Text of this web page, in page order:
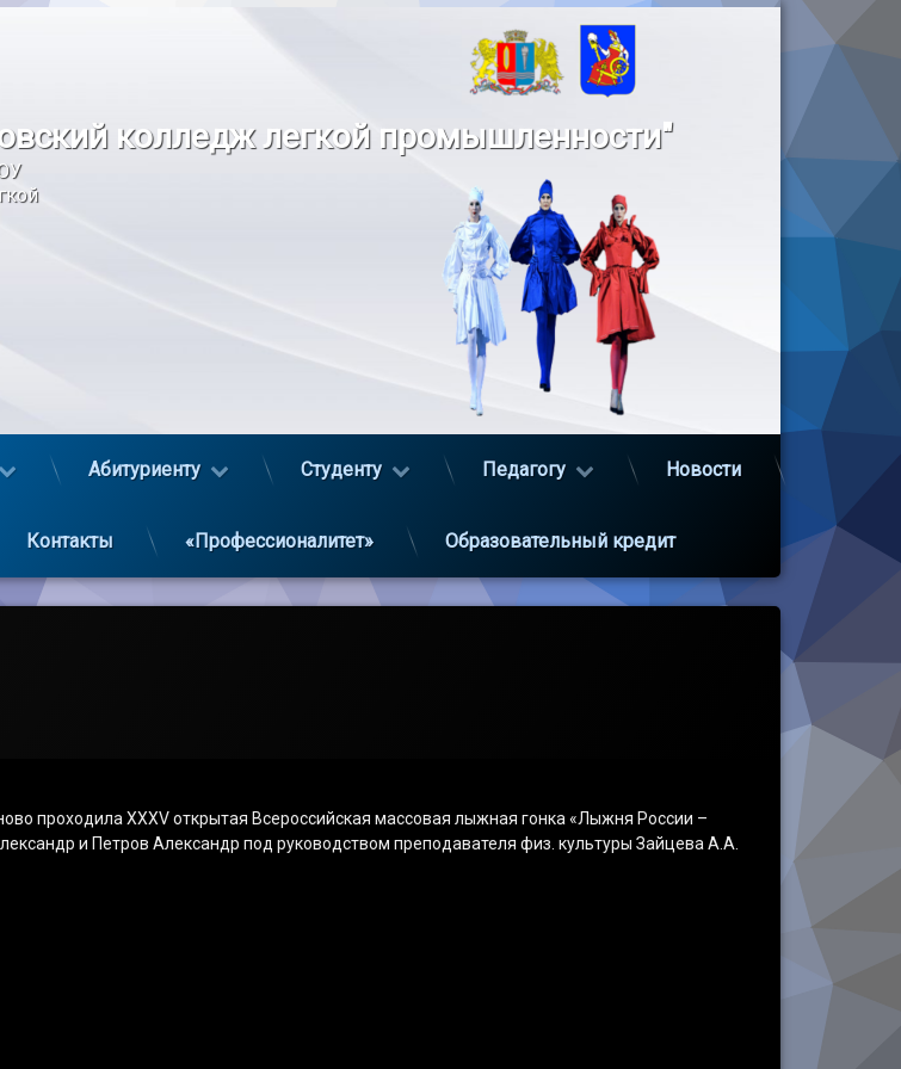
колледж легкой промышленности"
Абитуриенту Студенту Педагогу Новости
Контакты «Профессионалитет» Образовательный кредит
проходила ХХХV открытая Всероссийская массовая лыжная гонка «Лыжня России –
и Петров Александр под руководством преподавателя физ. культуры Зайцева А.А.